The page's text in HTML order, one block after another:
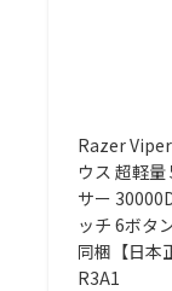
Razer
ウス 超軽
サー
ッチ 6ボタ
同梱【日本
R3A1